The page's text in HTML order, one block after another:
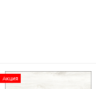
Акция